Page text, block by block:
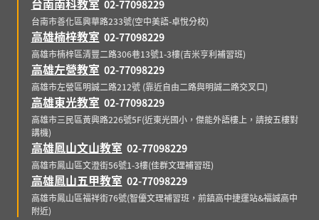
台南南科教室 02-77098229
台南市善化區興華路233號(空中美語-卓悅分校)
高雄楠梓教室 02-77098229
高雄市楠梓區清豐二路306巷13號1-3樓(吉米亨利補習班)
高雄左營教室 02-77098229
高雄市左營區明誠二路212號 (靠近自由二路與明誠二路交叉口)
高雄東光教室 02-77098229
高雄市三民區黃興路226號5F(近東光國小，傑能外語樓上，請按五樓對
講機)
高雄鳳山文山教室 02-77098229
高雄市鳳山區文澄街56號1-3樓(佳群文理補習班)
高雄鳳山五甲教室 02-77098229
高雄市鳳山區福祥街76號(智優文理補習班，前鎮高中捷運站&福誠高中
附近)